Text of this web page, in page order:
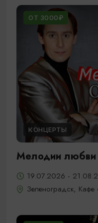
ОТ 3000₽
КОНЦЕРТЫ
Мелодии любви
19.07.2026 -
Зеленоградск,